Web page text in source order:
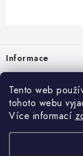
Tento web
tohoto webu
Více informací
Informace
Prodejna
Rady a tipy